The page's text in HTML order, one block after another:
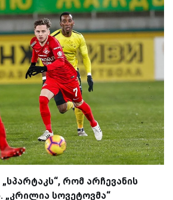
რომ არჩევანის
„კრილია სოვეტოვმა“